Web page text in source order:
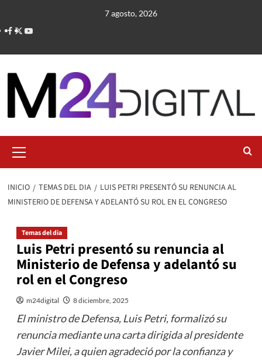
contenido
7 agosto, 2026
primario
INICIO TEMAS DEL DIA
LUIS PETRI PRESENTÓ SU RENUNCIA AL
MINISTERIO DE DEFENSA Y ADELANTÓ SU ROL EN EL CONGRESO
Temas del dia
Luis Petri presentó su renuncia al
Ministerio de Defensa y adelantó su
rol en el Congreso
m24digital 8 diciembre, 2025
El ministro de Defensa, Luis Petri, formalizó su
renuncia mediante una carta dirigida al presidente
Javier Milei, a quien agradeció por la confianza y